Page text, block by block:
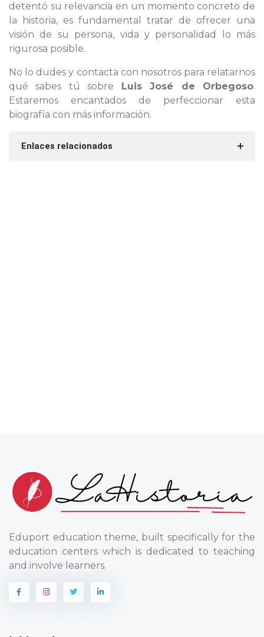
detentó su relevancia en un momento concreto de
la historia, es fundamental tratar de ofrecer una
visión de su persona, vida y personalidad lo más
rigurosa posible.
No lo dudes y contacta con nosotros para relatarnos
qué sabes tú sobre Luis José de Orbegoso.
Estaremos encantados de perfeccionar esta
biografía con más información.
Enlaces relacionados
Eduport education theme, built specifically for the
education centers which is dedicated to teaching
and involve learners.